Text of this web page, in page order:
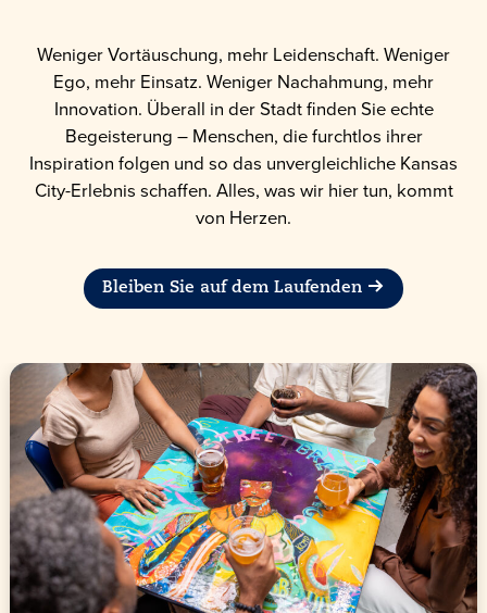
Weniger Vortäuschung, mehr Leidenschaft. Weniger
Ego, mehr Einsatz. Weniger Nachahmung, mehr
Innovation. Überall in der Stadt finden Sie echte
Begeisterung – Menschen, die furchtlos ihrer
Inspiration folgen und so das unvergleichliche Kansas
City-Erlebnis schaffen. Alles, was wir hier tun, kommt
von Herzen.
Bleiben Sie auf dem Laufenden